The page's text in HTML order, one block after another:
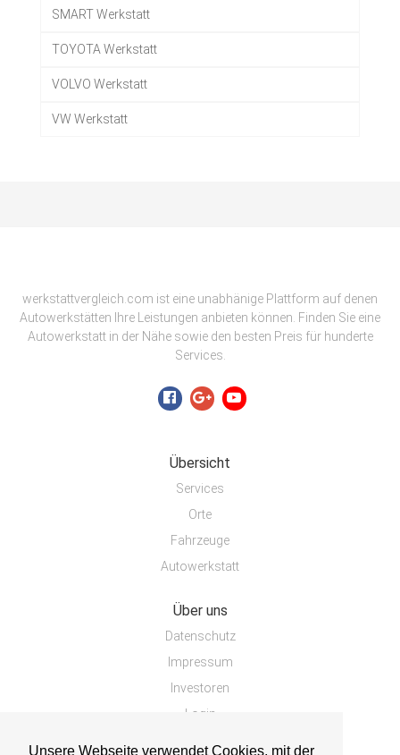
Unsere Webseite verwendet Cookies, mit der
SMART Werkstatt
TOYOTA Werkstatt
VOLVO Werkstatt
VW Werkstatt
werkstattvergleich.com ist eine unabhänige Plattform auf denen
Autowerkstätten Ihre Leistungen anbieten können. Finden Sie eine
Autowerkstatt in der Nähe sowie den besten Preis für hunderte
Services.
Übersicht
Services
Orte
Fahrzeuge
Autowerkstatt
Über uns
Datenschutz
Impressum
Investoren
Login